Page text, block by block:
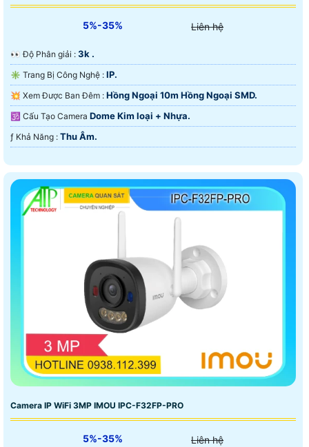
5%-35% Liên hệ
️👀 Độ Phân giải : 3k .
✳️ Trang Bị Công Nghệ : IP.
💥 Xem Được Ban Đêm : Hồng Ngoại 10m Hồng Ngoại SMD.
🕉️ Cấu Tạo Camera Dome Kim loại + Nhựa.
️ƒ Khả Năng : Thu Âm.
Camera IP WiFi 3MP IMOU IPC-F32FP-PRO
5%-35% Liên hệ